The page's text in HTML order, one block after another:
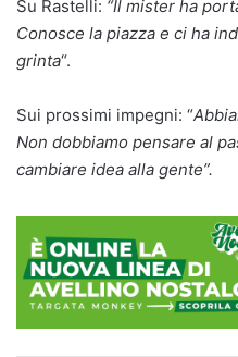
Su Rastelli: “Il mister ha
Conosce la piazza e ci ha
grinta“.
Sui prossimi impegni: “
Non dobbiamo pensare al
cambiare idea alla gente”.